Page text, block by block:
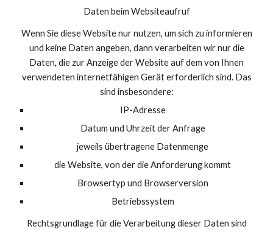
Daten beim Websiteaufruf
Wenn Sie diese Website nur nutzen, um sich zu informieren
und keine Daten angeben, dann verarbeiten wir nur die
Daten, die zur Anzeige der Website auf dem von Ihnen
verwendeten internetfähigen Gerät erforderlich sind. Das
sind insbesondere:
IP-Adresse
Datum und Uhrzeit der Anfrage
jeweils übertragene Datenmenge
die Website, von der die Anforderung kommt
Browsertyp und Browserversion
Betriebssystem
Rechtsgrundlage für die Verarbeitung dieser Daten sind